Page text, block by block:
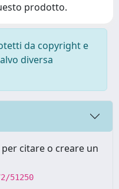
prodotto.
da copyright e
diversa
citare o creare un
51250